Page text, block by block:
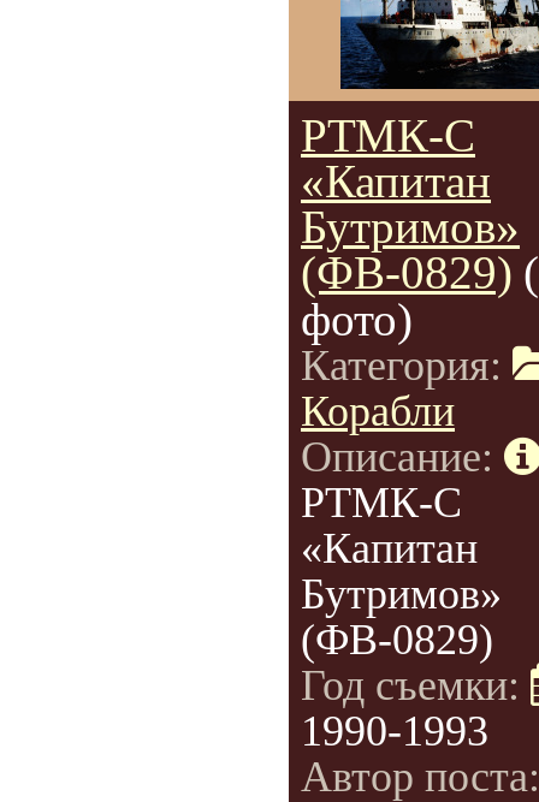
РТМК-С
«Капитан
Бутримов»
(ФВ-0829)
фото)
Категория:
Корабли
Описание:
РТМК-С
«Капитан
Бутримов»
(ФВ-0829)
Год съемки:
1990-1993
Автор